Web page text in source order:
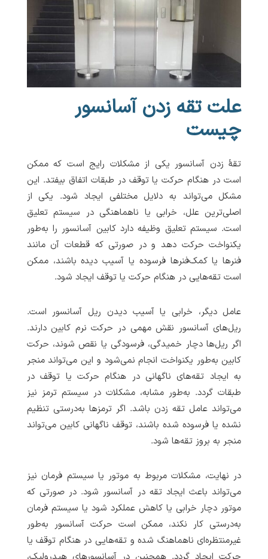
علت تقه زدن آسانسور
چیست
تقۀ زدن آسانسور یکی از مشکلات رایج است که ممکن
است در هنگام حرکت یا توقف در طبقات اتفاق بیفتد. این
مشکل می‌تواند به دلایل مختلفی ایجاد شود. یکی از
اصلی‌ترین علل، خرابی یا ناهماهنگی در سیستم تعلیق
است. سیستم تعلیق وظیفه دارد کابین آسانسور را به‌طور
یکنواخت حرکت دهد و در صورتی که قطعات آن مانند
فنرها یا کمک‌فنرها فرسوده یا آسیب دیده باشند، ممکن
است تقه‌هایی در هنگام حرکت یا توقف ایجاد شود.
عامل دیگر، خرابی یا آسیب دیدن ریل آسانسور است.
ریل‌های آسانسور نقش مهمی در حرکت نرم کابین دارند.
اگر ریل‌ها دچار خمیدگی، فرسودگی یا نقص شوند، حرکت
کابین به‌طور یکنواخت انجام نمی‌شود و این می‌تواند منجر
به ایجاد تقه‌های ناگهانی در هنگام حرکت یا توقف در
طبقات گردد. به‌طور مشابه، مشکلات در سیستم ترمز نیز
می‌تواند عامل تقه زدن باشد. اگر ترمزها به‌درستی تنظیم
نشده یا فرسوده شده باشند، توقف ناگهانی کابین می‌تواند
منجر به بروز تقه‌ها شود.
در نهایت، مشکلات مربوط به موتور یا سیستم فرمان نیز
می‌تواند باعث ایجاد تقه در آسانسور شود. در صورتی که
موتور دچار خرابی یا کاهش عملکرد شود یا سیستم فرمان
به‌درستی کار نکند، ممکن است حرکت آسانسور به‌طور
غیرمنتظره‌ای ناهماهنگ شده و تقه‌هایی در هنگام توقف یا